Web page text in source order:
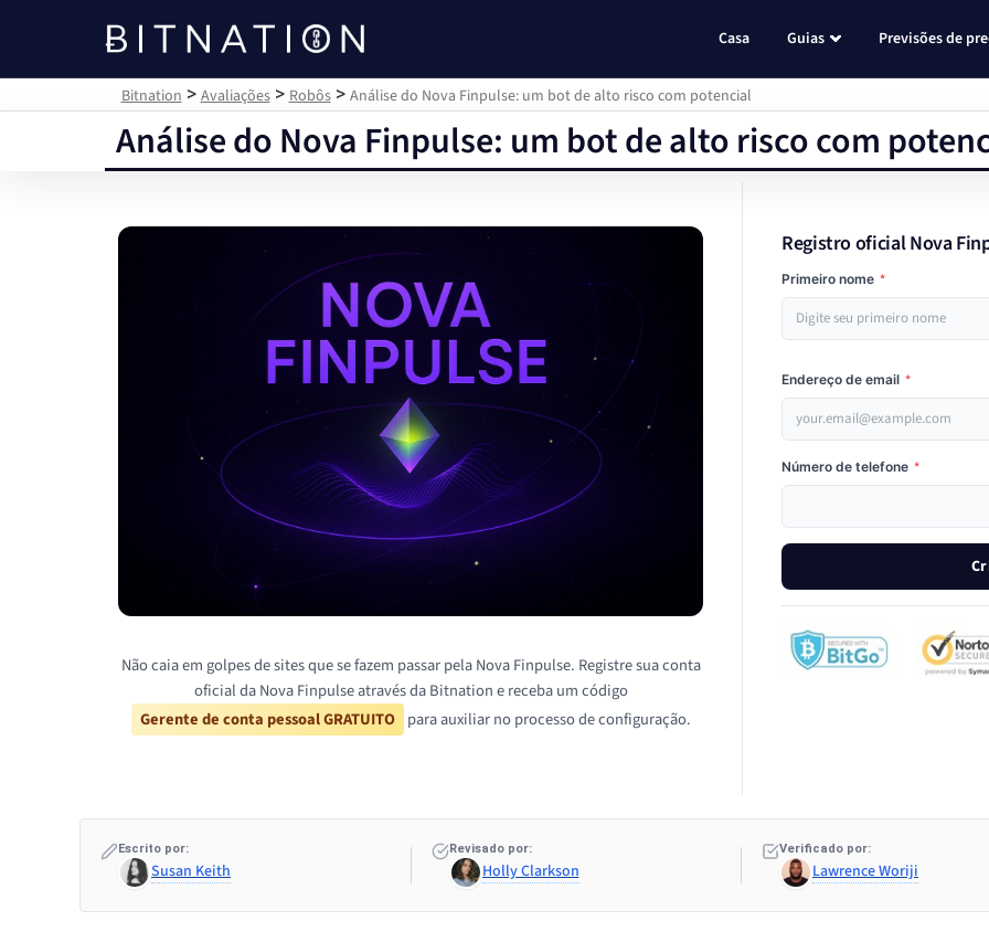
Bitnation
Casa Guias Previsões de
Bitnation >Avaliações>Robôs> Análise do Nova Finpulse: um bot de alto risco com potencial
Análise do Nova Finpulse: um bot de alto risco com
Não caia em golpes de sites que se fazem passar pela Nova Finpulse. Registre sua conta
oficial da Nova Finpulse através da Bitnation e receba um código
Gerente de conta pessoal GRATUITO para auxiliar no processo de configuração.
Registro oficial Nova
Primeiro nome *
Endereço de email *
Número de telefone *
Escrito por:
Susan Keith
Revisado por:
Holly Clarkson
Verificado por:
Lawrence Woriji